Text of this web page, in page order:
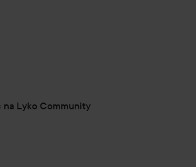
Lyko Community